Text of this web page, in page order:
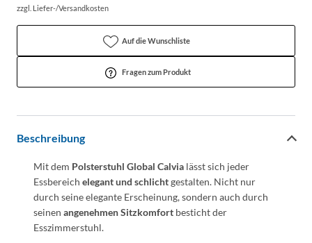
zzgl. Liefer-/Versandkosten
Auf die Wunschliste
Fragen zum Produkt
Beschreibung
Mit dem Polsterstuhl Global Calvia lässt sich jeder
Essbereich elegant und schlichtgestalten. Nicht nur
durch seine elegante Erscheinung, sondern auch durch
seinen angenehmen Sitzkomfort besticht der
Esszimmerstuhl.